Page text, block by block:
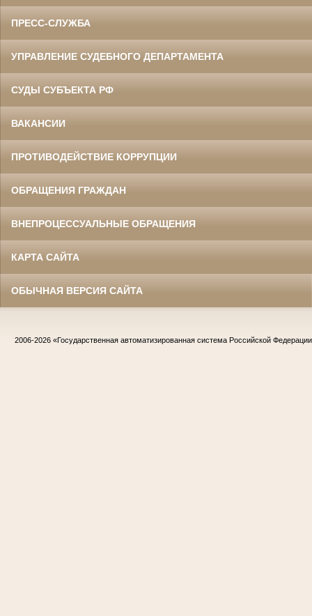
ПРЕСС-СЛУЖБА
УПРАВЛЕНИЕ СУДЕБНОГО ДЕПАРТАМЕНТА
СУДЫ СУБЪЕКТА РФ
ВАКАНСИИ
ПРОТИВОДЕЙСТВИЕ КОРРУПЦИИ
ОБРАЩЕНИЯ ГРАЖДАН
ВНЕПРОЦЕССУАЛЬНЫЕ ОБРАЩЕНИЯ
КАРТА САЙТА
ОБЫЧНАЯ ВЕРСИЯ САЙТА
2006-2026 «Государственная автоматизированная система Российской